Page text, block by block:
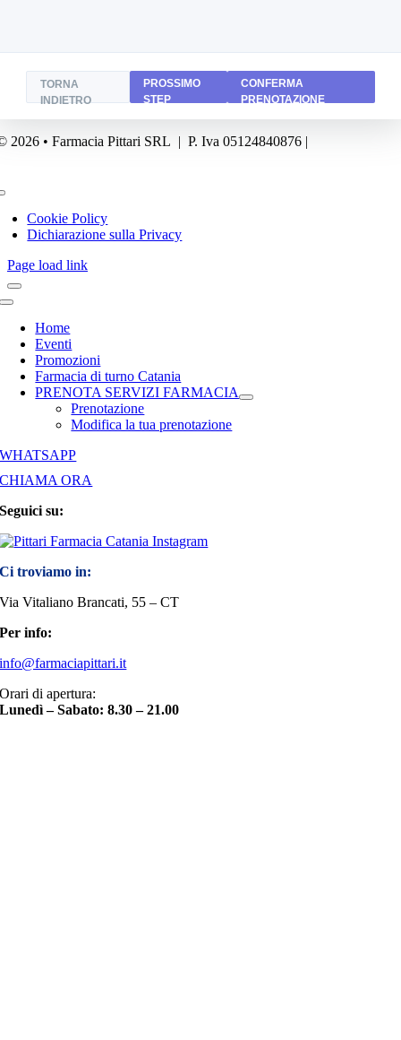
TORNA
INDIETRO
PROSSIMO
STEP
CONFERMA
PRENOTAZIONE
2026 • Farmacia Pittari SRL | P. Iva 05124840876 |
Cookie Policy
Dichiarazione sulla Privacy
Page load link
Toggle
NavigationHome
Eventi
Promozioni
Farmacia di turno Catania
PRENOTA SERVIZI FARMACIA
Prenotazione
Modifica la tua prenotazione
WHATSAPP
CHIAMA ORA
Seguici su:
Ci troviamo in:
Via Vitaliano Brancati, 55 – CT
Per info:
info@farmaciapittari.it
Orari di apertura:
Lunedì – Sabato: 8.30 – 21.00